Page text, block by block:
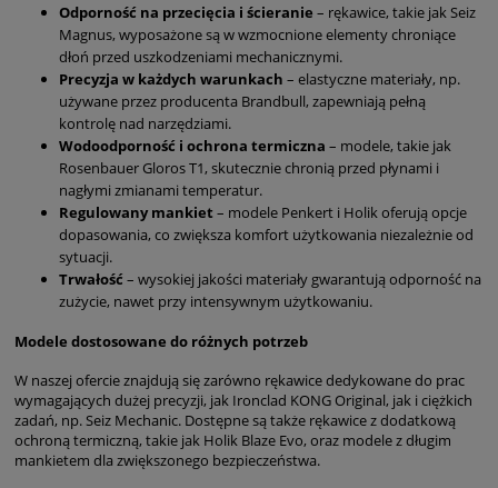
Odporność na przecięcia i ścieranie – rękawice, takie jak Seiz
Magnus, wyposażone są w wzmocnione elementy chroniące
dłoń przed uszkodzeniami mechanicznymi.
Precyzja w każdych warunkach – elastyczne materiały, np.
używane przez producenta Brandbull, zapewniają pełną
kontrolę nad narzędziami.
Wodoodporność i ochrona termiczna – modele, takie jak
Rosenbauer Gloros T1, skutecznie chronią przed płynami i
nagłymi zmianami temperatur.
Regulowany mankiet – modele Penkert i Holik oferują opcje
dopasowania, co zwiększa komfort użytkowania niezależnie od
sytuacji.
Trwałość – wysokiej jakości materiały gwarantują odporność na
zużycie, nawet przy intensywnym użytkowaniu.
Modele dostosowane do różnych potrzeb
W naszej ofercie znajdują się zarówno rękawice dedykowane do prac
wymagających dużej precyzji, jak Ironclad KONG Original, jak i ciężkich
zadań, np. Seiz Mechanic. Dostępne są także rękawice z dodatkową
ochroną termiczną, takie jak Holik Blaze Evo, oraz modele z długim
mankietem dla zwiększonego bezpieczeństwa.